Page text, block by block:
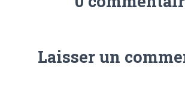
Laisser un